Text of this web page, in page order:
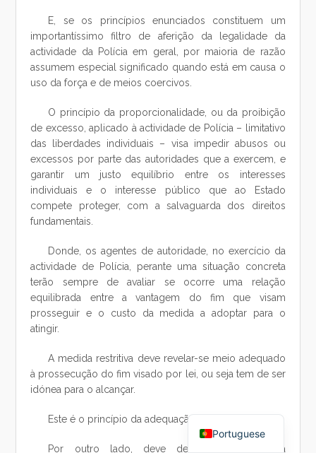
E, se os princípios enunciados constituem um
importantíssimo filtro de aferição da legalidade da
actividade da Polícia em geral, por maioria de razão
assumem especial significado quando está em causa o
uso da força e de meios coercivos.
O princípio da proporcionalidade, ou da proibição
de excesso, aplicado à actividade de Polícia – limitativo
das liberdades individuais – visa impedir abusos ou
excessos por parte das autoridades que a exercem, e
garantir um justo equilíbrio entre os interesses
individuais e o interesse público que ao Estado
compete proteger, com a salvaguarda dos direitos
fundamentais.
Donde, os agentes de autoridade, no exercício da
actividade de Polícia, perante uma situação concreta
terão sempre de avaliar se ocorre uma relação
equilibrada entre a vantagem do fim que visam
prosseguir e o custo da medida a adoptar para o
atingir.
A medida restritiva deve revelar-se meio adequado
à prossecução do fim visado por lei, ou seja tem de ser
idónea para o alcançar.
Este é o princípio da adequação.
Por outro lado, deve demonstrar-se a sua
Portuguese